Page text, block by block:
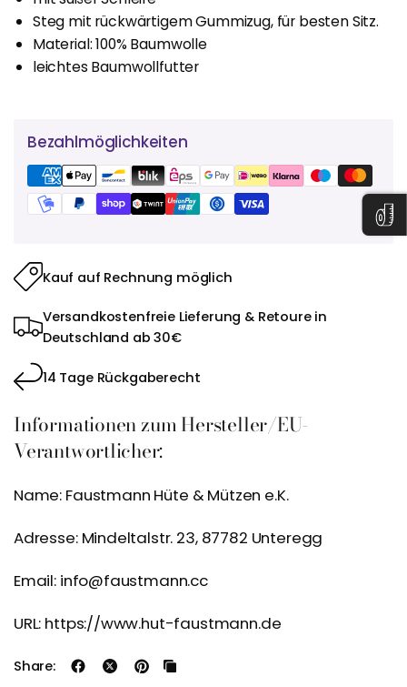
Steg mit rückwärtigem Gummizug, für besten Sitz.
Material: 100% Baumwolle
leichtes Baumwollfutter
Bezahlmöglichkeiten
Kauf auf Rechnung möglich
Versandkostenfreie Lieferung & Retoure in
Deutschland ab 30€
14 Tage Rückgaberecht
Informationen zum Hersteller/EU-
Verantwortlicher:
Name: Faustmann Hüte & Mützen e.K.
Adresse: Mindeltalstr. 23, 87782 Unteregg
Email: info@faustmann.cc
URL: https://www.hut-faustmann.de
Share: